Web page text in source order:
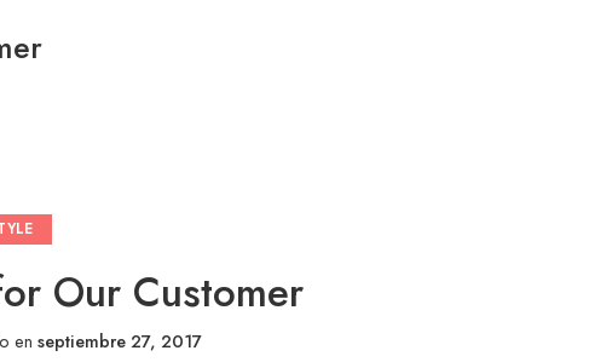
Our Customer
en septiembre 27, 2017